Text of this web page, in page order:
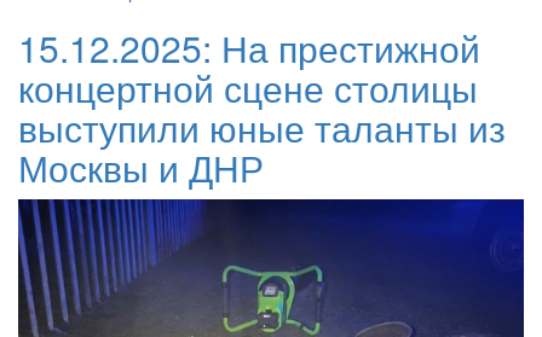
15.12.2025: На престижной
концертной сцене столицы
выступили юные таланты из
Москвы и ДНР